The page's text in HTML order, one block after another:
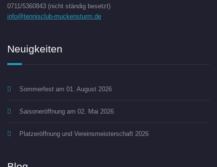
0711/5360843 (nicht ständig besetzt)
info@tennisclub-muckensturm.de
Neuigkeiten
Sommerfest am 01. August 2026
Saisoneröffnung am 02. Mai 2026
Platzeröffnung und Vereinsmeisterschaft 2026